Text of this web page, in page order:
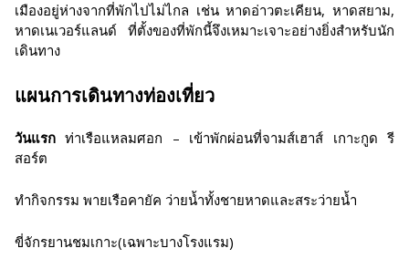
เมืองอยู่ห่างจากที่พักไปไม่ไกล เช่น หาดอ่าวตะเคียน, หาดสยาม,
หาดเนเวอร์แลนด์ ที่ตั้งของที่พักนี้จึงเหมาะเจาะอย่างยิ่งสำหรับนัก
เดินทาง
แผนการเดินทางท่องเที่ยว
วันแรก ท่าเรือแหลมศอก – เข้าพักผ่อนที่จามส์เฮาส์ เกาะกูด รี
สอร์ต
ทำกิจกรรม พายเรือคายัค ว่ายน้ำทั้งชายหาดและสระว่ายน้ำ
ขี่จักรยานชมเกาะ(เฉพาะบางโรงแรม)